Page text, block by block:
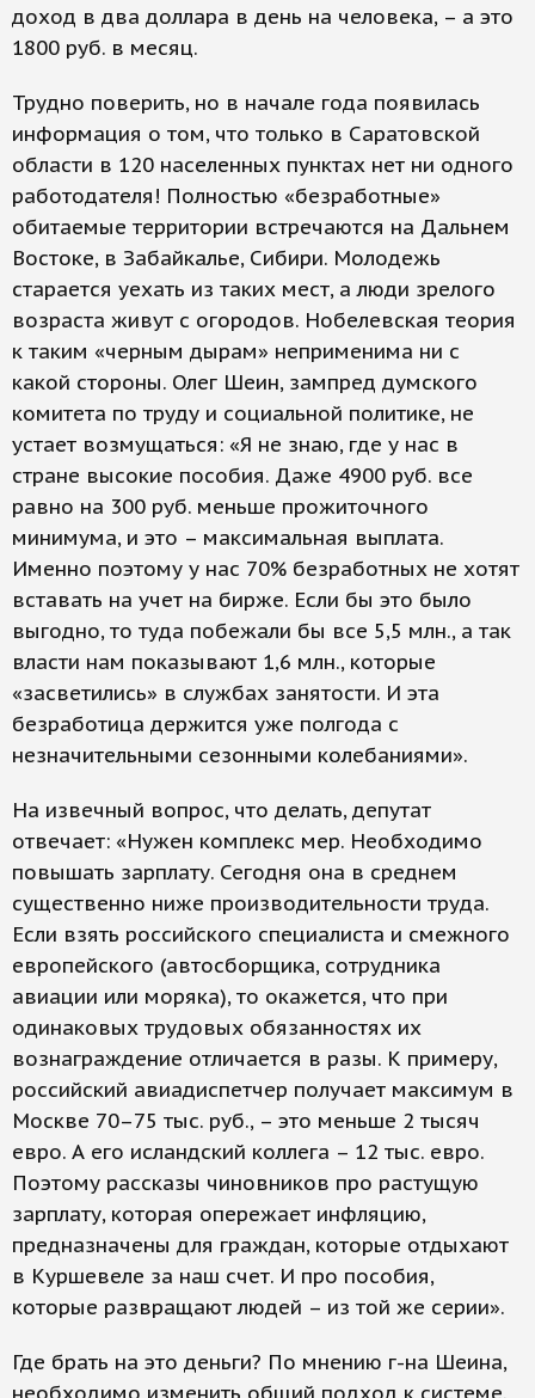
доход в два доллара в день на человека, – а это
1800 руб. в месяц.
Трудно поверить, но в начале года появилась
информация о том, что только в Саратовской
области в 120 населенных пунктах нет ни одного
работодателя! Полностью «безработные»
обитаемые территории встречаются на Дальнем
Востоке, в Забайкалье, Сибири. Молодежь
старается уехать из таких мест, а люди зрелого
возраста живут с огородов. Нобелевская теория
к таким «черным дырам» неприменима ни с
какой стороны. Олег Шеин, зампред думского
комитета по труду и социальной политике, не
устает возмущаться: «Я не знаю, где у нас в
стране высокие пособия. Даже 4900 руб. все
равно на 300 руб. меньше прожиточного
минимума, и это – максимальная выплата.
Именно поэтому у нас 70% безработных не хотят
вставать на учет на бирже. Если бы это было
выгодно, то туда побежали бы все 5,5 млн., а так
власти нам показывают 1,6 млн., которые
«засветились» в службах занятости. И эта
безработица держится уже полгода с
незначительными сезонными колебаниями».
На извечный вопрос, что делать, депутат
отвечает: «Нужен комплекс мер. Необходимо
повышать зарплату. Сегодня она в среднем
существенно ниже производительности труда.
Если взять российского специалиста и смежного
европейского (автосборщика, сотрудника
авиации или моряка), то окажется, что при
одинаковых трудовых обязанностях их
вознаграждение отличается в разы. К примеру,
российский авиадиспетчер получает максимум в
Москве 70–75 тыс. руб., – это меньше 2 тысяч
евро. А его исландский коллега – 12 тыс. евро.
Поэтому рассказы чиновников про растущую
зарплату, которая опережает инфляцию,
предназначены для граждан, которые отдыхают
в Куршевеле за наш счет. И про пособия,
которые развращают людей – из той же серии».
Где брать на это деньги? По мнению г-на Шеина,